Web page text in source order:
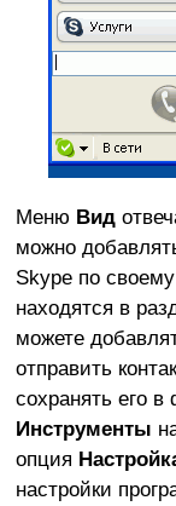
Меню Вид
можно
Skype по
находятся в
можете
отправить
сохранять его
Инструменты
опция
настройки